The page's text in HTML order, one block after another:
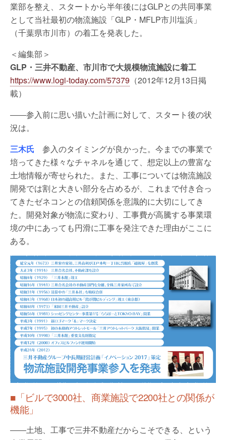
業部を整え、スタートから半年後にはGLPとの共同事業
として当社最初の物流施設「GLP・MFLP市川塩浜」
（千葉県市川市）の着工を発表した。
＜編集部＞
GLP・三井不動産、市川市で大規模物流施設に着工
https://www.logi-today.com/57379 （2012年12月13日掲
載）
――参入前に思い描いた計画に対して、スタート後の状
況は。
三木氏 参入のタイミングが良かった。今までの事業で
培ってきた様々なチャネルを通じて、想定以上の豊富な
土地情報が寄せられた。また、工事については物流施設
開発では割と大きい部分を占めるが、これまで付き合っ
てきたゼネコンとの信頼関係を意識的に大切にしてき
た。開発対象が物流に変わり、工事費が高騰する事業環
境の中にあっても円滑に工事を発注できた理由がここに
ある。
■「ビルで3000社、商業施設で2200社との関係が
機能」
――土地、工事で三井不動産だからこそできる、という